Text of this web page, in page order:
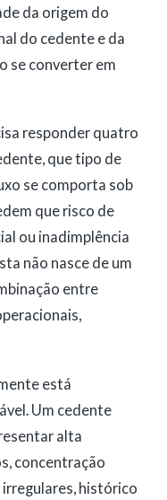
da origem do
do cedente e da
se converter em
responder quatro
que tipo de
se comporta sob
que risco de
ou inadimplência
não nasce de um
entre
está
Um cedente
alta
concentração
histórico